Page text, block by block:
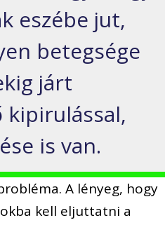
eszébe jut,
betegsége
járt
kipirulással,
is van.
A lényeg, hogy
kell eljuttatni a